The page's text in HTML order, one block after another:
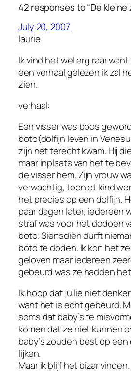
42 responses to “De kleine
July 20, 2007
laurie
Ik vind het wel erg raar
een verhaal gelezen ik zal
zien.
verhaal:
Een visser was boos
boto(dolfijn leven in
zijn net terecht kwam. Hij
maar inplaats van het te
de visser hem. Zijn vrouw
verwachtig, toen et kind
het precies op een dolfijn.
paar dagen later, iedereen
straf was voor het dodoen
boto. Siensdien durft
boto te doden. Ik kon het
geloven maar iedereen
gebeurd was ze hadden
Ik hoop dat jullie niet
want het is echt gebeurd.
soms dat baby’s te
komen dat ze niet kunnen
baby’s zouden best op
lijken.
Maar ik blijf het bizar vinden.